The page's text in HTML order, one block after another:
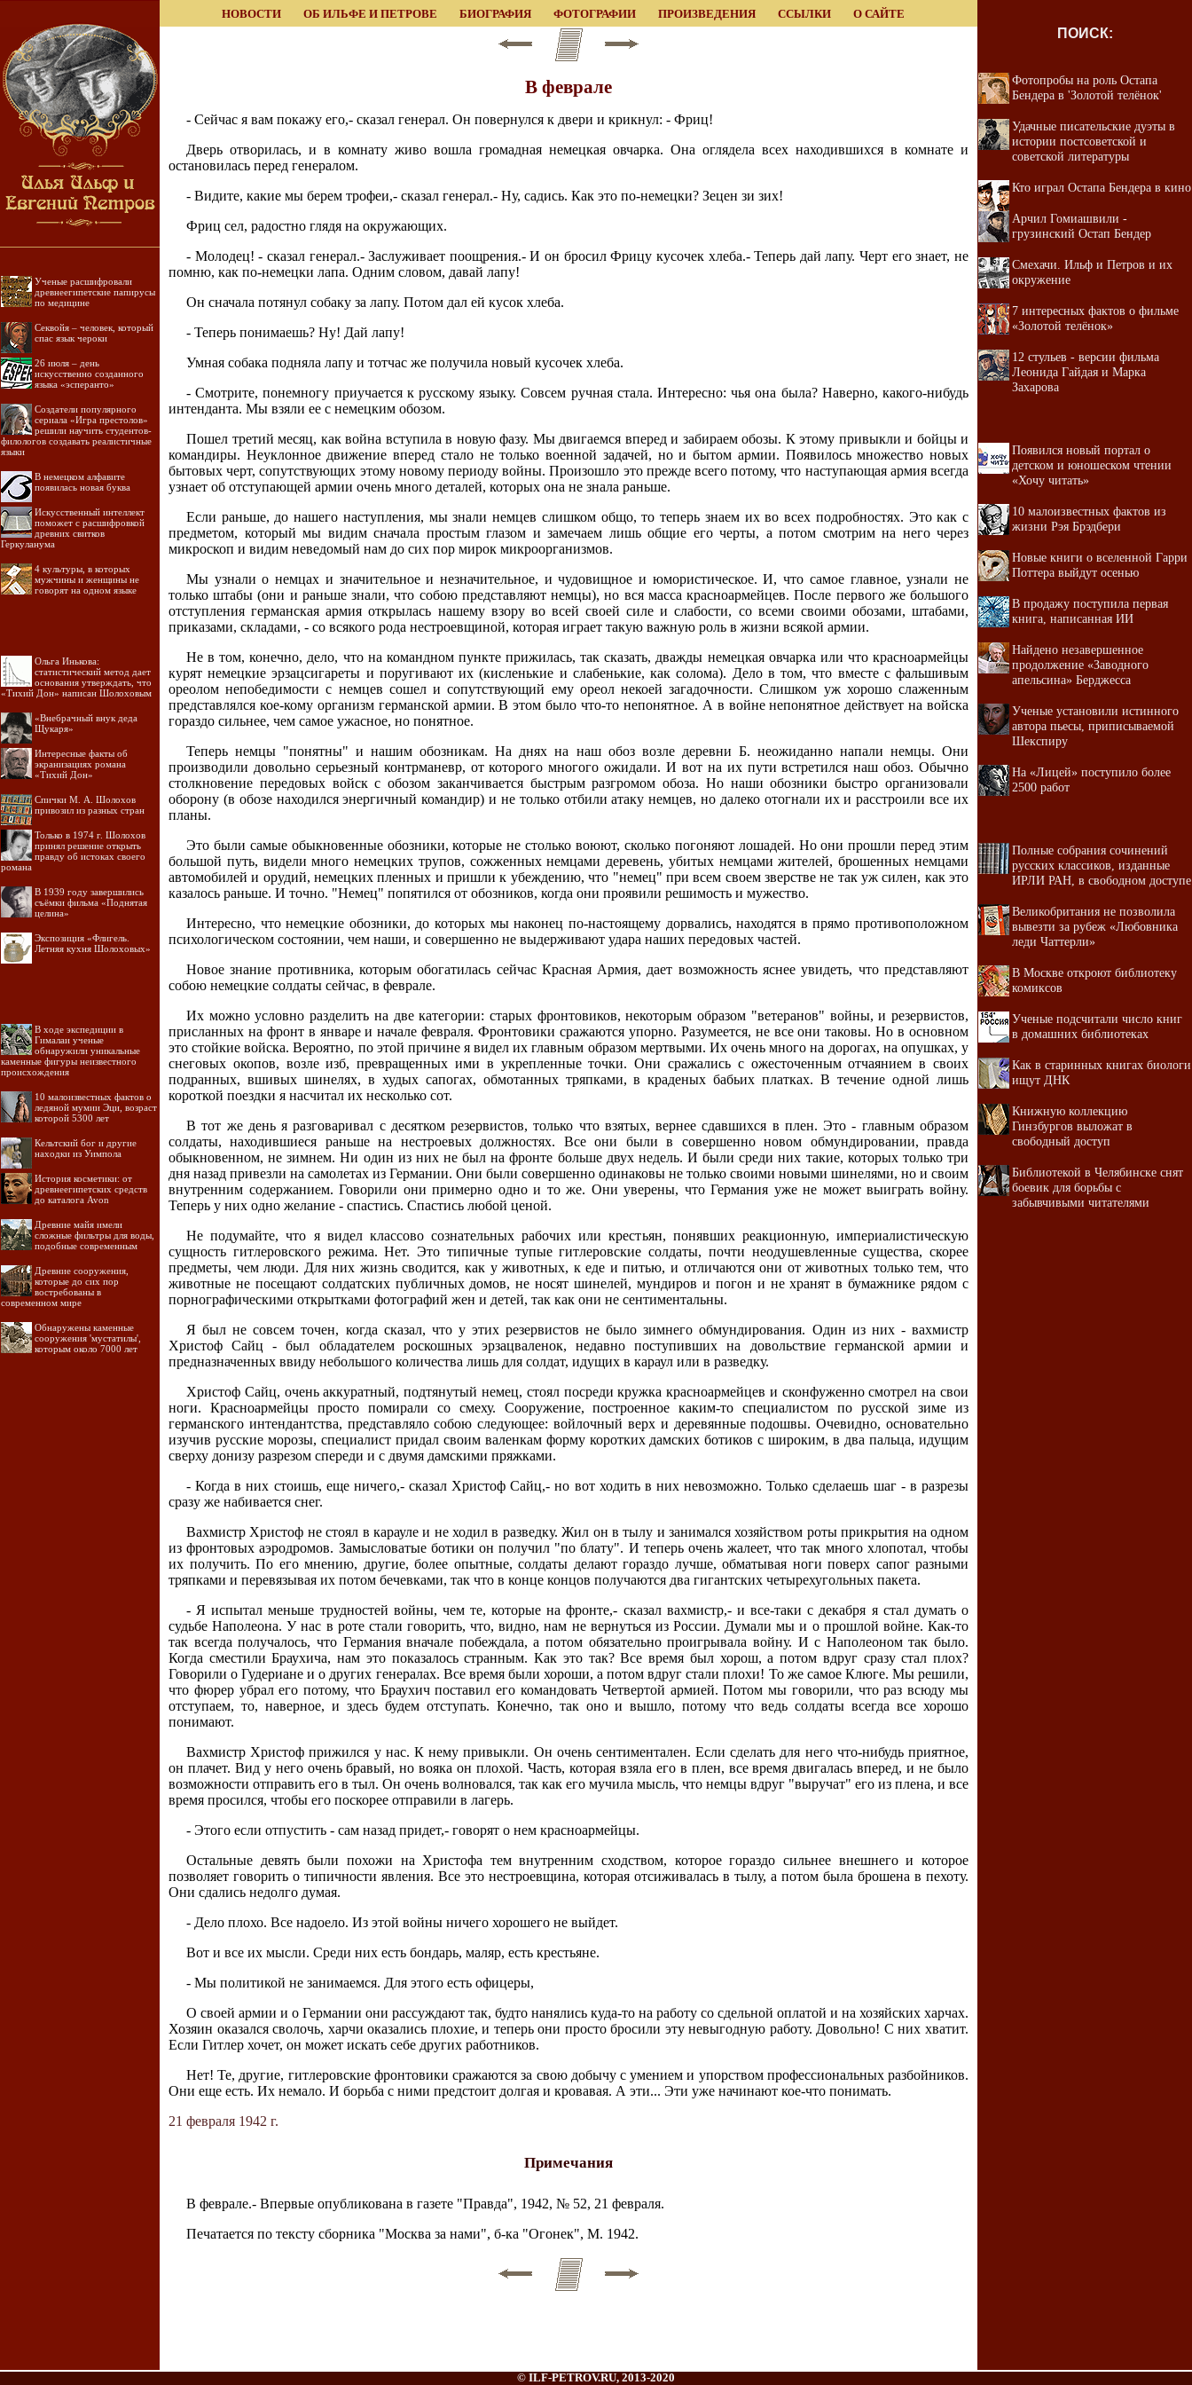
НОВОСТИ ОБ ИЛЬФЕ И ПЕТРОВЕ БИОГРАФИЯ ФОТОГРАФИИ ПРОИЗВЕДЕНИЯ ССЫЛКИ О САЙТЕ
Ученые расшифровали
древнеегипетские папирусы
по медицине
Секвойя – человек, который
спас язык чероки
26 июля – день
искусственно созданного
языка «эсперанто»
Создатели популярного
сериала «Игра престолов»
решили научить студентов-
филологов создавать реалистичные
языки
В немецком алфавите
появилась новая буква
Искусственный интеллект
поможет с расшифровкой
древних свитков
Геркуланума
4 культуры, в которых
мужчины и женщины не
говорят на одном языке
Ольга Инькова:
статистический метод дает
основания утверждать, что
«Тихий Дон» написан Шолоховым
«Внебрачный внук деда
Щукаря»
Интересные факты об
экранизациях романа
«Тихий Дон»
Спички М. А. Шолохов
привозил из разных стран
Только в 1974 г. Шолохов
принял решение открыть
правду об истоках своего
романа
В 1939 году завершились
съёмки фильма «Поднятая
целина»
Экспозиция «Флигель.
Летняя кухня Шолоховых»
В ходе экспедиции в
Гималаи ученые
обнаружили уникальные
каменные фигуры неизвестного
происхождения
10 малоизвестных фактов о
ледяной мумии Эци, возраст
которой 5300 лет
Кельтский бог и другие
находки из Уимпола
История косметики: от
древнеегипетских средств
до каталога Avon
Древние майя имели
сложные фильтры для воды,
подобные современным
Древние сооружения,
которые до сих пор
востребованы в
современном мире
Обнаружены каменные
сооружения 'мустатилы',
которым около 7000 лет
В феврале
- Сейчас я вам покажу его,- сказал генерал. Он повернулся к двери и крикнул: - Фриц!
Дверь отворилась, и в комнату живо вошла громадная немецкая овчарка. Она оглядела всех находившихся в комнате и
остановилась перед генералом.
- Видите, какие мы берем трофеи,- сказал генерал.- Ну, садись. Как это по-немецки? Зецен зи зих!
Фриц сел, радостно глядя на окружающих.
- Молодец! - сказал генерал.- Заслуживает поощрения.- И он бросил Фрицу кусочек хлеба.- Теперь дай лапу. Черт его знает, не
помню, как по-немецки лапа. Одним словом, давай лапу!
Он сначала потянул собаку за лапу. Потом дал ей кусок хлеба.
- Теперь понимаешь? Ну! Дай лапу!
Умная собака подняла лапу и тотчас же получила новый кусочек хлеба.
- Смотрите, понемногу приучается к русскому языку. Совсем ручная стала. Интересно: чья она была? Наверно, какого-нибудь
интенданта. Мы взяли ее с немецким обозом.
Пошел третий месяц, как война вступила в новую фазу. Мы двигаемся вперед и забираем обозы. К этому привыкли и бойцы и
командиры. Неуклонное движение вперед стало не только военной задачей, но и бытом армии. Появилось множество новых
бытовых черт, сопутствующих этому новому периоду войны. Произошло это прежде всего потому, что наступающая армия всегда
узнает об отступающей армии очень много деталей, которых она не знала раньше.
Если раньше, до нашего наступления, мы знали немцев слишком общо, то теперь знаем их во всех подробностях. Это как с
предметом, который мы видим сначала простым глазом и замечаем лишь общие его черты, а потом смотрим на него через
микроскоп и видим неведомый нам до сих пор мирок микроорганизмов.
Мы узнали о немцах и значительное и незначительное, и чудовищное и юмористическое. И, что самое главное, узнали не
только штабы (они и раньше знали, что собою представляют немцы), но вся масса красноармейцев. После первого же большого
отступления германская армия открылась нашему взору во всей своей силе и слабости, со всеми своими обозами, штабами,
приказами, складами, - со всякого рода нестроевщиной, которая играет такую важную роль в жизни всякой армии.
Не в том, конечно, дело, что на командном пункте прижилась, так сказать, дважды немецкая овчарка или что красноармейцы
курят немецкие эрзацсигареты и поругивают их (кисленькие и слабенькие, как солома). Дело в том, что вместе с фальшивым
ореолом непобедимости с немцев сошел и сопутствующий ему ореол некоей загадочности. Слишком уж хорошо слаженным
представлялся кое-кому организм германской армии. В этом было что-то непонятное. А в войне непонятное действует на войска
гораздо сильнее, чем самое ужасное, но понятное.
Теперь немцы "понятны" и нашим обозникам. На днях на наш обоз возле деревни Б. неожиданно напали немцы. Они
производили довольно серьезный контрманевр, от которого многого ожидали. И вот на их пути встретился наш обоз. Обычно
столкновение передовых войск с обозом заканчивается быстрым разгромом обоза. Но наши обозники быстро организовали
оборону (в обозе находился энергичный командир) и не только отбили атаку немцев, но далеко отогнали их и расстроили все их
планы.
Это были самые обыкновенные обозники, которые не столько воюют, сколько погоняют лошадей. Но они прошли перед этим
большой путь, видели много немецких трупов, сожженных немцами деревень, убитых немцами жителей, брошенных немцами
автомобилей и орудий, немецких пленных и пришли к убеждению, что "немец" при всем своем зверстве не так уж силен, как это
казалось раньше. И точно. "Немец" попятился от обозников, когда они проявили решимость и мужество.
Интересно, что немецкие обозники, до которых мы наконец по-настоящему дорвались, находятся в прямо противоположном
психологическом состоянии, чем наши, и совершенно не выдерживают удара наших передовых частей.
Новое знание противника, которым обогатилась сейчас Красная Армия, дает возможность яснее увидеть, что представляют
собою немецкие солдаты сейчас, в феврале.
Их можно условно разделить на две категории: старых фронтовиков, некоторым образом "ветеранов" войны, и резервистов,
присланных на фронт в январе и начале февраля. Фронтовики сражаются упорно. Разумеется, не все они таковы. Но в основном
это стойкие войска. Вероятно, по этой причине я видел их главным образом мертвыми. Их очень много на дорогах, на опушках, у
снеговых окопов, возле изб, превращенных ими в укрепленные точки. Они сражались с ожесточенным отчаянием в своих
подранных, вшивых шинелях, в худых сапогах, обмотанных тряпками, в краденых бабьих платках. В течение одной лишь
короткой поездки я насчитал их несколько сот.
В тот же день я разговаривал с десятком резервистов, только что взятых, вернее сдавшихся в плен. Это - главным образом
солдаты, находившиеся раньше на нестроевых должностях. Все они были в совершенно новом обмундировании, правда
обыкновенном, не зимнем. Ни один из них не был на фронте больше двух недель. И были среди них такие, которых только три
дня назад привезли на самолетах из Германии. Они были совершенно одинаковы не только своими новыми шинелями, но и своим
внутренним содержанием. Говорили они примерно одно и то же. Они уверены, что Германия уже не может выиграть войну.
Теперь у них одно желание - спастись. Спастись любой ценой.
Не подумайте, что я видел классово сознательных рабочих или крестьян, понявших реакционную, империалистическую
сущность гитлеровского режима. Нет. Это типичные тупые гитлеровские солдаты, почти неодушевленные существа, скорее
предметы, чем люди. Для них жизнь сводится, как у животных, к еде и питью, и отличаются они от животных только тем, что
животные не посещают солдатских публичных домов, не носят шинелей, мундиров и погон и не хранят в бумажнике рядом с
порнографическими открытками фотографий жен и детей, так как они не сентиментальны.
Я был не совсем точен, когда сказал, что у этих резервистов не было зимнего обмундирования. Один из них - вахмистр
Христоф Сайц - был обладателем роскошных эрзацваленок, недавно поступивших на довольствие германской армии и
предназначенных ввиду небольшого количества лишь для солдат, идущих в караул или в разведку.
Христоф Сайц, очень аккуратный, подтянутый немец, стоял посреди кружка красноармейцев и сконфуженно смотрел на свои
ноги. Красноармейцы просто помирали со смеху. Сооружение, построенное каким-то специалистом по русской зиме из
германского интендантства, представляло собою следующее: войлочный верх и деревянные подошвы. Очевидно, основательно
изучив русские морозы, специалист придал своим валенкам форму коротких дамских ботиков с широким, в два пальца, идущим
сверху донизу разрезом спереди и с двумя дамскими пряжками.
- Когда в них стоишь, еще ничего,- сказал Христоф Сайц,- но вот ходить в них невозможно. Только сделаешь шаг - в разрезы
сразу же набивается снег.
Вахмистр Христоф не стоял в карауле и не ходил в разведку. Жил он в тылу и занимался хозяйством роты прикрытия на одном
из фронтовых аэродромов. Замысловатые ботики он получил "по блату". И теперь очень жалеет, что так много хлопотал, чтобы
их получить. По его мнению, другие, более опытные, солдаты делают гораздо лучше, обматывая ноги поверх сапог разными
тряпками и перевязывая их потом бечевками, так что в конце концов получаются два гигантских четырехугольных пакета.
- Я испытал меньше трудностей войны, чем те, которые на фронте,- сказал вахмистр,- и все-таки с декабря я стал думать о
судьбе Наполеона. У нас в роте стали говорить, что, видно, нам не вернуться из России. Думали мы и о прошлой войне. Как-то
так всегда получалось, что Германия вначале побеждала, а потом обязательно проигрывала войну. И с Наполеоном так было.
Когда сместили Браухича, нам это показалось странным. Как это так? Все время был хорош, а потом вдруг сразу стал плох?
Говорили о Гудериане и о других генералах. Все время были хороши, а потом вдруг стали плохи! То же самое Клюге. Мы решили,
что фюрер убрал его потому, что Браухич поставил его командовать Четвертой армией. Потом мы говорили, что раз всюду мы
отступаем, то, наверное, и здесь будем отступать. Конечно, так оно и вышло, потому что ведь солдаты всегда все хорошо
понимают.
Вахмистр Христоф прижился у нас. К нему привыкли. Он очень сентиментален. Если сделать для него что-нибудь приятное,
он плачет. Вид у него очень бравый, но вояка он плохой. Часть, которая взяла его в плен, все время двигалась вперед, и не было
возможности отправить его в тыл. Он очень волновался, так как его мучила мысль, что немцы вдруг "выручат" его из плена, и все
время просился, чтобы его поскорее отправили в лагерь.
- Этого если отпустить - сам назад придет,- говорят о нем красноармейцы.
Остальные девять были похожи на Христофа тем внутренним сходством, которое гораздо сильнее внешнего и которое
позволяет говорить о типичности явления. Все это нестроевщина, которая отсиживалась в тылу, а потом была брошена в пехоту.
Они сдались недолго думая.
- Дело плохо. Все надоело. Из этой войны ничего хорошего не выйдет.
Вот и все их мысли. Среди них есть бондарь, маляр, есть крестьяне.
- Мы политикой не занимаемся. Для этого есть офицеры,
О своей армии и о Германии они рассуждают так, будто нанялись куда-то на работу со сдельной оплатой и на хозяйских харчах.
Хозяин оказался сволочь, харчи оказались плохие, и теперь они просто бросили эту невыгодную работу. Довольно! С них хватит.
Если Гитлер хочет, он может искать себе других работников.
Нет! Те, другие, гитлеровские фронтовики сражаются за свою добычу с умением и упорством профессиональных разбойников.
Они еще есть. Их немало. И борьба с ними предстоит долгая и кровавая. А эти... Эти уже начинают кое-что понимать.
21 февраля 1942 г.
Примечания
В феврале.- Впервые опубликована в газете "Правда", 1942, № 52, 21 февраля.
Печатается по тексту сборника "Москва за нами", б-ка "Огонек", М. 1942.
ПОИСК:
Фотопробы на роль Остапа
Бендера в 'Золотой телёнок'
Удачные писательские дуэты в
истории постсоветской и
советской литературы
Кто играл Остапа Бендера в кино
Арчил Гомиашвили -
грузинский Остап Бендер
Смехачи. Ильф и Петров и их
окружение
7 интересных фактов о фильме
«Золотой телёнок»
12 стульев - версии фильма
Леонида Гайдая и Марка
Захарова
Появился новый портал о
детском и юношеском чтении
«Хочу читать»
10 малоизвестных фактов из
жизни Рэя Брэдбери
Новые книги о вселенной Гарри
Поттера выйдут осенью
В продажу поступила первая
книга, написанная ИИ
Найдено незавершенное
продолжение «Заводного
апельсина» Берджесса
Ученые установили истинного
автора пьесы, приписываемой
Шекспиру
На «Лицей» поступило более
2500 работ
Полные собрания сочинений
русских классиков, изданные
ИРЛИ РАН, в свободном доступе
Великобритания не позволила
вывезти за рубеж «Любовника
леди Чаттерли»
В Москве откроют библиотеку
комиксов
Ученые подсчитали число книг
в домашних библиотеках
Как в старинных книгах биологи
ищут ДНК
Книжную коллекцию
Гинзбургов выложат в
свободный доступ
Библиотекой в Челябинске снят
боевик для борьбы с
забывчивыми читателями
© ILF-PETROV.RU, 2013-2020